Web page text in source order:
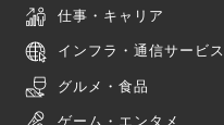
仕事・キャリア
インフラ・通信サービス
グルメ・食品
ゲーム・エンタメ